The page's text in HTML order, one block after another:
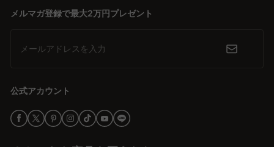
メルマガ登録で最大2万円プレゼント
メールアドレスを入力
公式アカウント